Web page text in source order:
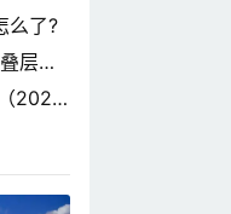
么了?
层认
2024.